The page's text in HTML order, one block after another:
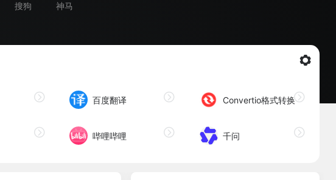
搜狗 神马
百度翻译 Convertio格式转换
哔哩哔哩 千问